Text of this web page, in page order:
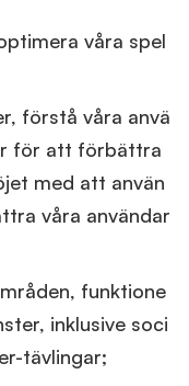
våra spel
förstå våra anvä
för att förbättra
med att använ
våra användar
funktione
inklusive soci
tävlingar;